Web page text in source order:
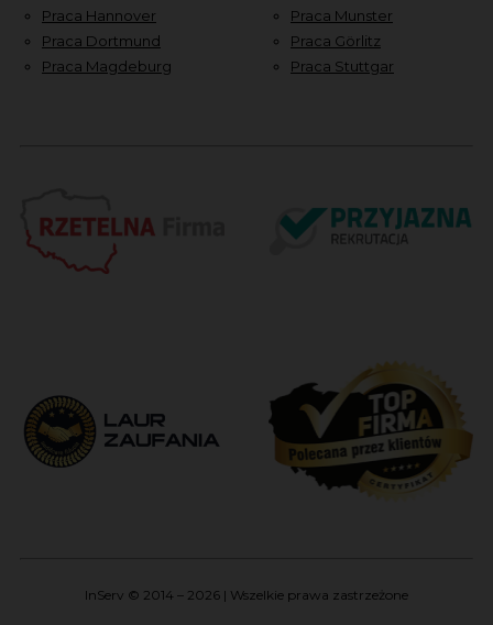
Praca Hannover
Praca Dortmund
Praca Magdeburg
Praca Munster
Praca Görlitz
Praca Stuttgar
InServ © 2014 – 2026 | Wszelkie prawa zastrzeżone